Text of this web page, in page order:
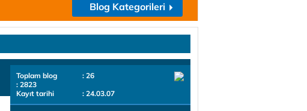
Blog Kategorileri
Toplam blog
: 26
: 2823
Kayıt tarihi
: 24.03.07